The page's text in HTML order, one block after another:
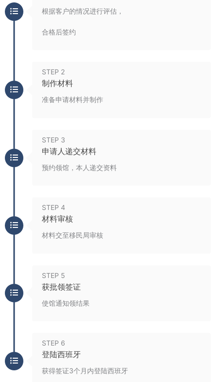
根据客户的情况进行评估，
合格后签约
STEP 2
制作材料
准备申请材料并制作
STEP 3
申请人递交材料
预约领馆，本人递交资料
STEP 4
材料审核
材料交至移民局审核
STEP 5
获批领签证
使馆通知领结果
STEP 6
登陆西班牙
获得签证3个月内登陆西班牙